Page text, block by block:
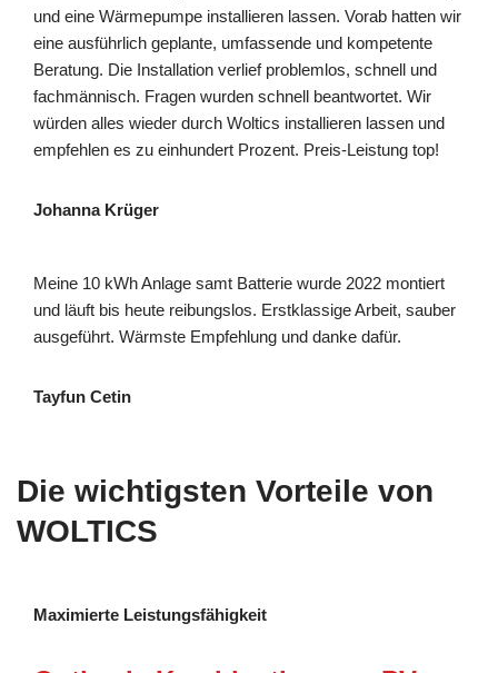
und eine Wärmepumpe installieren lassen. Vorab hatten wir
eine ausführlich geplante, umfassende und kompetente
Beratung. Die Installation verlief problemlos, schnell und
fachmännisch. Fragen wurden schnell beantwortet. Wir
würden alles wieder durch Woltics installieren lassen und
empfehlen es zu einhundert Prozent. Preis-Leistung top!
Johanna Krüger
Meine 10 kWh Anlage samt Batterie wurde 2022 montiert
und läuft bis heute reibungslos. Erstklassige Arbeit, sauber
ausgeführt. Wärmste Empfehlung und danke dafür.
Tayfun Cetin
Die wichtigsten Vorteile von
WOLTICS
Maximierte Leistungsfähigkeit